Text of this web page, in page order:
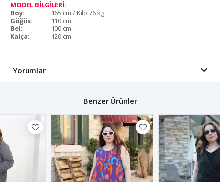
MODEL BİLGİLERİ:
Boy:
165 cm / Kilo 76 kg
Göğüs:
110 cm
Bel:
100 cm
Kalça:
120 cm
Yorumlar
Benzer Ürünler